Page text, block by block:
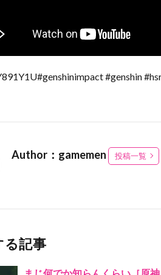
#genshin
Author：gamemen 投稿一覧
る記事